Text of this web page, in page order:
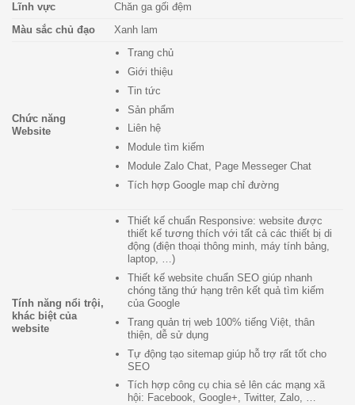
Lĩnh vực
Chăn ga gối đệm
Màu sắc chủ đạo
Xanh lam
Chức năng
Website
Trang chủ
Giới thiệu
Tin tức
Sản phẩm
Liên hệ
Module tìm kiếm
Module Zalo Chat, Page Messeger Chat
Tích hợp Google map chỉ đường
Tính năng nổi trội,
khác biệt của
website
Thiết kế chuẩn Responsive: website được
thiết kế tương thích với tất cả các thiết bị di
động (điện thoại thông minh, máy tính bảng,
laptop, …)
Thiết kế website chuẩn SEO giúp nhanh
chóng tăng thứ hạng trên kết quả tìm kiếm
của Google
Trang quản trị web 100% tiếng Việt, thân
thiện, dễ sử dụng
Tự động tạo sitemap giúp hỗ trợ rất tốt cho
SEO
Tích hợp công cụ chia sẻ lên các mạng xã
hội: Facebook, Google+, Twitter, Zalo, …